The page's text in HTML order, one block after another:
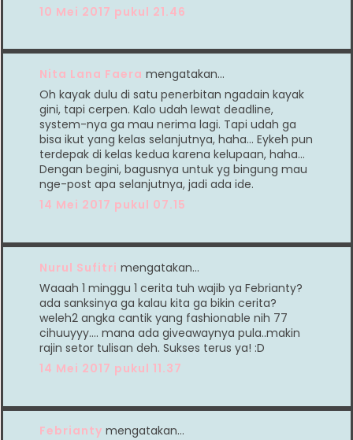
10 Mei 2017 pukul 21.46
Nita Lana Faera mengatakan…
Oh kayak dulu di satu penerbitan ngadain kayak
gini, tapi cerpen. Kalo udah lewat deadline,
system-nya ga mau nerima lagi. Tapi udah ga
bisa ikut yang kelas selanjutnya, haha... Eykeh pun
terdepak di kelas kedua karena kelupaan, haha...
Dengan begini, bagusnya untuk yg bingung mau
nge-post apa selanjutnya, jadi ada ide.
14 Mei 2017 pukul 07.15
Nurul Sufitri mengatakan…
Waaah 1 minggu 1 cerita tuh wajib ya Febrianty?
ada sanksinya ga kalau kita ga bikin cerita?
weleh2 angka cantik yang fashionable nih 77
cihuuyyy.... mana ada giveawaynya pula..makin
rajin setor tulisan deh. Sukses terus ya! :D
14 Mei 2017 pukul 11.37
Febrianty mengatakan…